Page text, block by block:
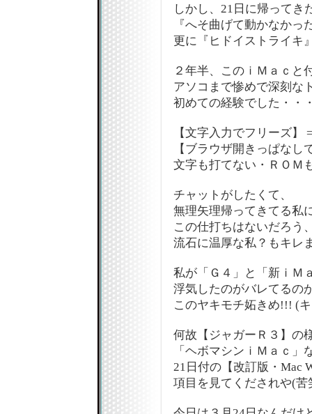
しかし、21日に帰ってき
『へそ曲げて動かなかっ
更に『ヒドイストライキ
２年半、このｉＭａｃと
アソコまで惨めで深刻な
初めての経験でした・・
【文字入力でフリーズ】
【ブラウザ開きっぱなし
文字も打てない・ＲＯＭ
チャットがしたくて、
無理矢理帰ってきてる私
この仕打ちはないだろう
流石に温厚な私？もキレ
私が「Ｇ４」と「新ｉＭ
浮気したのがバレてるの
このヤキモチ妬きめ!!! (
何故【ジャガーＲ３】の
「ヘボマシンｉＭａｃ」
21日付の【改訂版・Mac
項目を見てくだされや(苦